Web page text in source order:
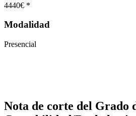
4440€ *
Modalidad
Presencial
Nota de corte del Grado